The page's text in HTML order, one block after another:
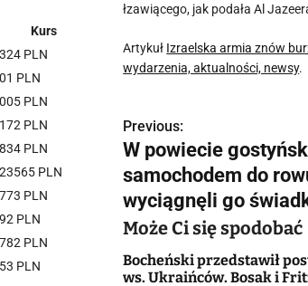
łzawiącego, jak podała Al
Artykuł Izraelska armia znów
wydarzenia, aktualności, newsy.
N
a
w
i
g
Previous:
W powiecie
samochodem do
wyciągnęli go
Może Ci się spodobać
Bocheński przedstawił
ws. Ukraińców. Bosak i
Kurs
PLN
PLN
PLN
PLN
PLN
PLN
PLN
PLN
PLN
PLN